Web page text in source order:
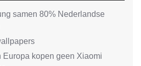
samen 80% Nederlandse
Europa kopen geen Xiaomi